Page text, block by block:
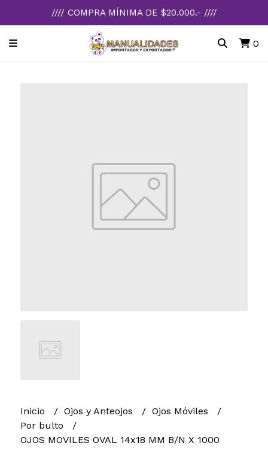
//// COMPRA MÍNIMA DE $20.000.- ////
0
Inicio Ojos y Anteojos
Ojos Móviles
Por bulto
OJOS MOVILES OVAL 14x18 MM B/N X 1000